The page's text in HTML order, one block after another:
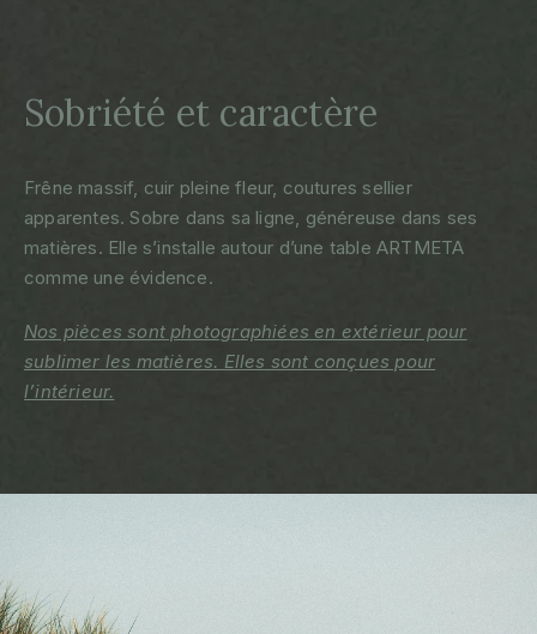
Sobriété et caractère
Frêne massif, cuir pleine fleur, coutures sellier
apparentes. Sobre dans sa ligne, généreuse dans ses
matières. Elle s’installe autour d’une table ARTMETA
comme une évidence.
Nos pièces sont photographiées en extérieur pour
sublimer les matières. Elles sont conçues pour
l’intérieur.